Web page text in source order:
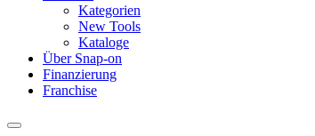
Kategorien
New Tools
Kataloge
Über Snap-on
Finanzierung
Franchise